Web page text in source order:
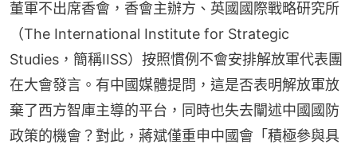
董軍不出席香會，香會主辦方、英國國際戰略研究所
（The International Institute for Strategic
Studies，簡稱IISS）按照慣例不會安排解放軍代表團
在大會發言。有中國媒體提問，這是否表明解放軍放
棄了西方智庫主導的平台，同時也失去闡述中國國防
政策的機會？對此，蔣斌僅重申中國會「積極參與具